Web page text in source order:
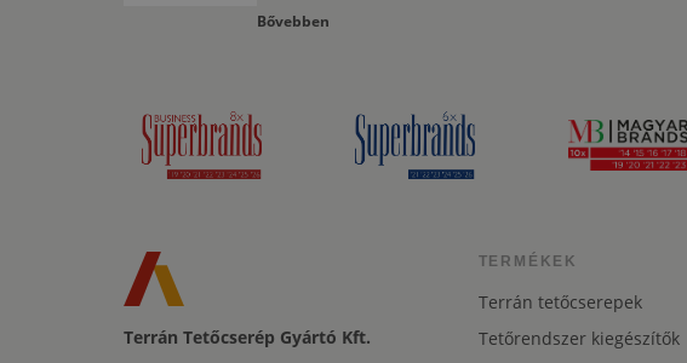
Bővebben
Terrán Tetőcserép Gyártó Kft.
TERMÉKEK
Terrán tetőcserepek
Tetőrendszer kiegészítők